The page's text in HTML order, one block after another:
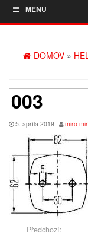
MENU
DOMOV »
003
5. apríla 2019 miro
Předchozí: